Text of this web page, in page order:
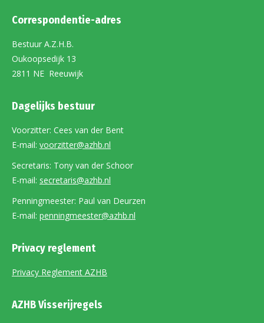
Correspondentie-adres
Bestuur A.Z.H.B.
Oukoopsedijk 13
2811 NE Reeuwijk
Dagelijks bestuur
Voorzitter: Cees van der Bent
E-mail: voorzitter@azhb.nl
Secretaris: Tony van der Schoor
E-mail: secretaris@azhb.nl
Penningmeester: Paul van Deurzen
E-mail: penningmeester@azhb.nl
Privacy reglement
Privacy Reglement AZHB
AZHB Visserijregels